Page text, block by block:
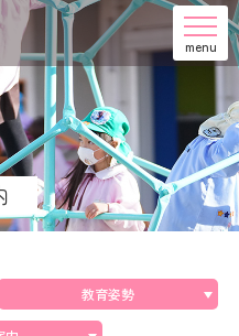
menu
教育姿勢